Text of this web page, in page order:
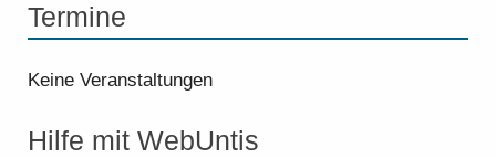
Termine
Keine Veranstaltungen
Hilfe mit WebUntis